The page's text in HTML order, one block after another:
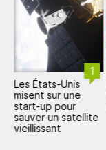
1
Les États-Unis
misent sur une
start-up pour
sauver un satellite
vieillissant